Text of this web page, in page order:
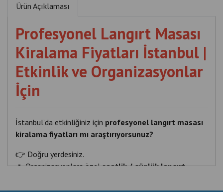
Ürün Açıklaması
Profesyonel Langırt Masası
Kiralama Fiyatları İstanbul |
Etkinlik ve Organizasyonlar
İçin
İstanbul’da etkinliğiniz için profesyonel langırt masası
kiralama fiyatları mı araştırıyorsunuz?
👉 Doğru yerdesiniz.
🔥 Organizasyonlara özelsaatlik / günlük langırt